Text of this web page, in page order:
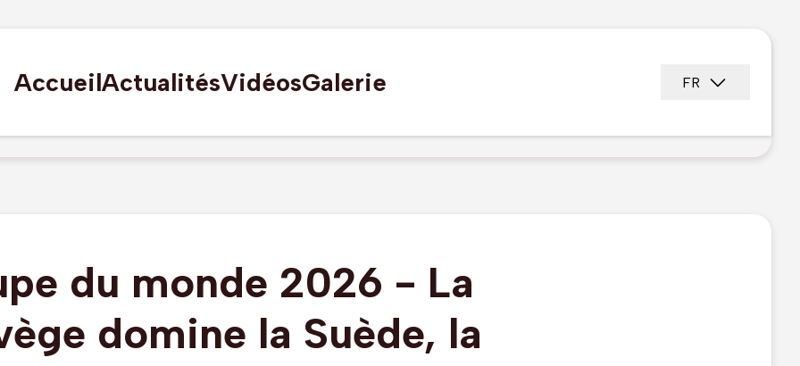
AccueilActualitésVidéosGalerie FR
du monde 2026 - La
domine la Suède, la